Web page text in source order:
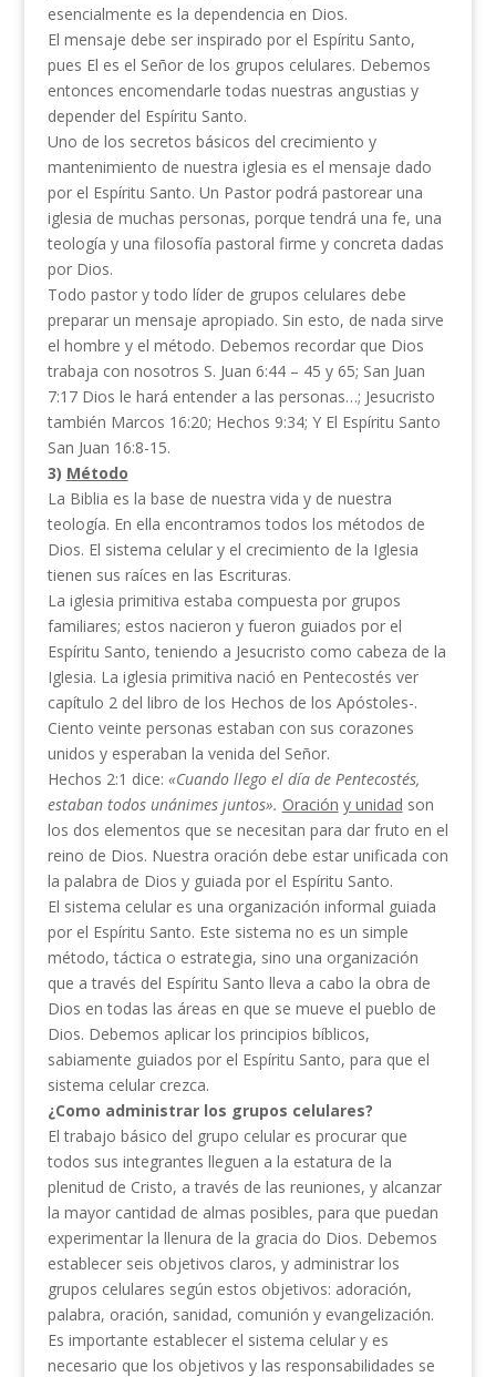
esencialmente es la dependencia en Dios.
El mensaje debe ser inspirado por el Espíritu Santo,
pues El es el Señor de los grupos celulares. Debemos
entonces encomendarle todas nuestras angustias y
depender del Espíritu Santo.
Uno de los secretos básicos del crecimiento y
mantenimiento de nuestra iglesia es el mensaje dado
por el Espíritu Santo. Un Pastor podrá pastorear una
iglesia de muchas personas, porque tendrá una fe, una
teología y una filosofía pastoral firme y concreta dadas
por Dios.
Todo pastor y todo líder de grupos celulares debe
preparar un mensaje apropiado. Sin esto, de nada sirve
el hombre y el método. Debemos recordar que Dios
trabaja con nosotros S. Juan 6:44 – 45 y 65; San Juan
7:17 Dios le hará entender a las personas…; Jesucristo
también Marcos 16:20; Hechos 9:34; Y El Espíritu Santo
San Juan 16:8-15.
3) Método
La Biblia es la base de nuestra vida y de nuestra
teología. En ella encontramos todos los métodos de
Dios. El sistema celular y el crecimiento de la Iglesia
tienen sus raíces en las Escrituras.
La iglesia primitiva estaba compuesta por grupos
familiares; estos nacieron y fueron guiados por el
Espíritu Santo, teniendo a Jesucristo como cabeza de la
Iglesia. La iglesia primitiva nació en Pentecostés ver
capítulo 2 del libro de los Hechos de los Apóstoles-.
Ciento veinte personas estaban con sus corazones
unidos y esperaban la venida del Señor.
Hechos 2:1 dice: «Cuando llego el día de Pentecostés,
estaban todos unánimes juntos». Oración y unidad son
los dos elementos que se necesitan para dar fruto en el
reino de Dios. Nuestra oración debe estar unificada con
la palabra de Dios y guiada por el Espíritu Santo.
El sistema celular es una organización informal guiada
por el Espíritu Santo. Este sistema no es un simple
método, táctica o estrategia, sino una organización
que a través del Espíritu Santo lleva a cabo la obra de
Dios en todas las áreas en que se mueve el pueblo de
Dios. Debemos aplicar los principios bíblicos,
sabiamente guiados por el Espíritu Santo, para que el
sistema celular crezca.
¿Como administrar los grupos celulares?
El trabajo básico del grupo celular es procurar que
todos sus integrantes lleguen a la estatura de la
plenitud de Cristo, a través de las reuniones, y alcanzar
la mayor cantidad de almas posibles, para que puedan
experimentar la llenura de la gracia do Dios. Debemos
establecer seis objetivos claros, y administrar los
grupos celulares según estos objetivos: adoración,
palabra, oración, sanidad, comunión y evangelización.
Es importante establecer el sistema celular y es
necesario que los objetivos y las responsabilidades se